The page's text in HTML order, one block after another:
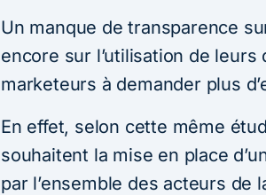
Un manque de transparence
encore sur l’utilisation de
marketeurs à demander plus
En effet, selon cette même
souhaitent la mise en place
par l’ensemble des acteurs